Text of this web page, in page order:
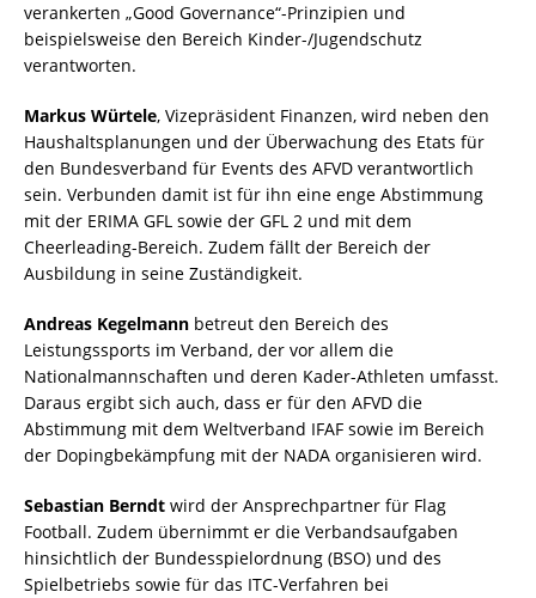
verankerten „Good Governance“-Prinzipien und
beispielsweise den Bereich Kinder-/Jugendschutz
verantworten.
Markus Würtele, Vizepräsident Finanzen, wird neben den
Haushaltsplanungen und der Überwachung des Etats für
den Bundesverband für Events des AFVD verantwortlich
sein. Verbunden damit ist für ihn eine enge Abstimmung
mit der ERIMA GFL sowie der GFL 2 und mit dem
Cheerleading-Bereich. Zudem fällt der Bereich der
Ausbildung in seine Zuständigkeit.
Andreas Kegelmann betreut den Bereich des
Leistungssports im Verband, der vor allem die
Nationalmannschaften und deren Kader-Athleten umfasst.
Daraus ergibt sich auch, dass er für den AFVD die
Abstimmung mit dem Weltverband IFAF sowie im Bereich
der Dopingbekämpfung mit der NADA organisieren wird.
Sebastian Berndt wird der Ansprechpartner für Flag
Football. Zudem übernimmt er die Verbandsaufgaben
hinsichtlich der Bundesspielordnung (BSO) und des
Spielbetriebs sowie für das ITC-Verfahren bei